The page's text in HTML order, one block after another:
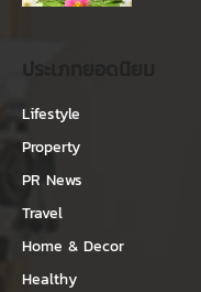
Lifestyle
Property
PR News
Travel
Home & Decor
Healthy